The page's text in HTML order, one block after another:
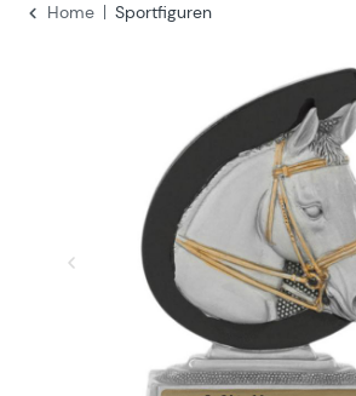
Home Sportfiguren